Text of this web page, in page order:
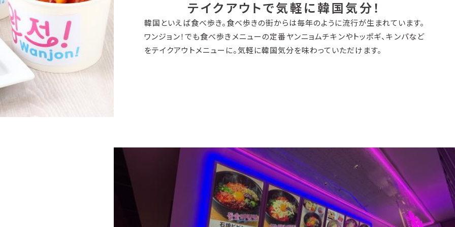
テイクアウトで気軽に韓国気分！
韓国といえば食べ歩き。食べ歩きの街からは毎年のように流行が生まれています。
ワンジョン！でも食べ歩きメニューの定番ヤンニョムチキンやトッポギ、キンパなど
をテイクアウトメニューに。気軽に韓国気分を味わっていただけます。